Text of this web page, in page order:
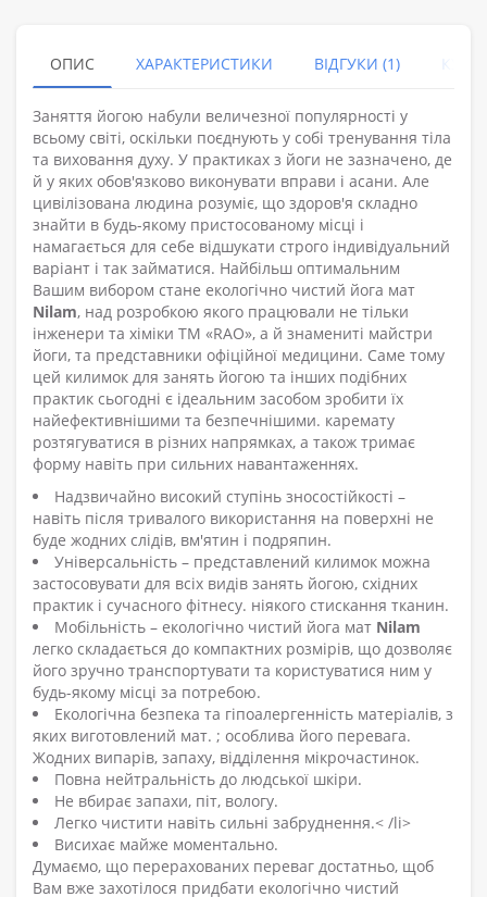
ОПИС ХАРАКТЕРИСТИКИ ВІДГУКИ (1)
Заняття йогою набули величезної популярності у
всьому світі, оскільки поєднують у собі тренування тіла
та виховання духу. У практиках з йоги не зазначено, де
й у яких обов'язково виконувати вправи і асани. Але
цивілізована людина розуміє, що здоров'я складно
знайти в будь-якому пристосованому місці і
намагається для себе відшукати строго індивідуальний
варіант і так займатися. Найбільш оптимальним
Вашим вибором стане екологічно чистий йога мат
Nilam, над розробкою якого працювали не тільки
інженери та хіміки ТМ «RAO», а й знамениті майстри
йоги, та представники офіційної медицини. Саме тому
цей килимок для занять йогою та інших подібних
практик сьогодні є ідеальним засобом зробити їх
найефективнішими та безпечнішими. каремату
розтягуватися в різних напрямках, а також тримає
форму навіть при сильних навантаженнях.
Надзвичайно високий ступінь зносостійкості –
навіть після тривалого використання на поверхні не
буде жодних слідів, вм'ятин і подряпин.
Універсальність – представлений килимок можна
застосовувати для всіх видів занять йогою, східних
практик і сучасного фітнесу. ніякого стискання тканин.
Мобільність – екологічно чистий йога мат Nilam
легко складається до компактних розмірів, що дозволяє
його зручно транспортувати та користуватися ним у
будь-якому місці за потребою.
Екологічна безпека та гіпоалергенність матеріалів, з
яких виготовлений мат. ; особлива його перевага.
Жодних випарів, запаху, відділення мікрочастинок.
Повна нейтральність до людської шкіри.
Не вбирає запахи, піт, вологу.
Легко чистити навіть сильні забруднення.< /li>
Висихає майже моментально.
Думаємо, що перерахованих переваг достатньо, щоб
Вам вже захотілося придбати екологічно чистий